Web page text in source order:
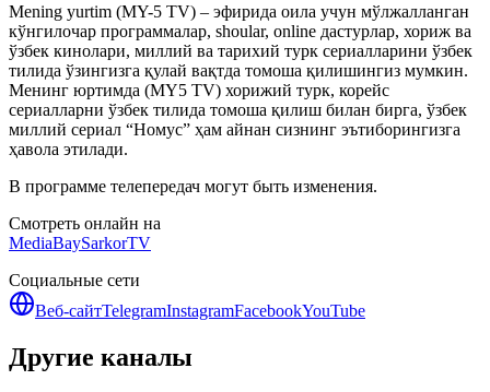
Mening yurtim (MY-5 TV) – эфирида оила учун мўлжалланган
кўнгилочар программалар, shoular, online дастурлар, хориж ва
ўзбек кинолари, миллий ва тарихий турк сериалларини ўзбек
тилида ўзингизга қулай вақтда томоша қилишингиз мумкин.
Менинг юртимда (MY5 TV) хорижий турк, корейс
сериалларни ўзбек тилида томоша қилиш билан бирга, ўзбек
миллий сериал “Номус” ҳам айнан сизнинг эътиборингизга
ҳавола этилади.
В программе телепередач могут быть изменения.
Смотреть онлайн на
MediaBaySarkorTV
Социальные сети
Веб-сайтTelegramInstagramFacebookYouTube
Другие каналы